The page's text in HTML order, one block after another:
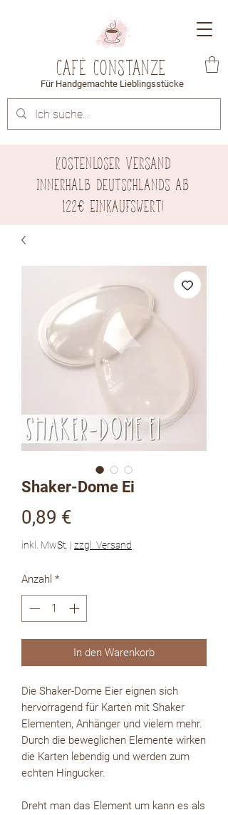
Café Constanze
Für Handgemachte Lieblingsstücke
Kostenloser Versand
innerhalb Deutschlands ab
122€ Einkaufswert!
Shaker-Dome Ei
0,89 €
inkl. MwSt. | zzgl. Versand
Anzahl *
In den Warenkorb
Die Shaker-Dome Eier eignen sich
hervorragend für Karten mit Shaker
Elementen, Anhänger und vielem mehr.
Durch die beweglichen Elemente wirken
die Karten lebendig und werden zum
echten Hingucker.
Dreht man das Element um kann es als